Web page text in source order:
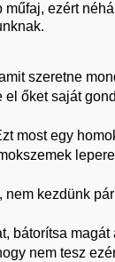
ezért
szeretne
őket saját
most egy
kezdünk
bátorítsa
nem tesz